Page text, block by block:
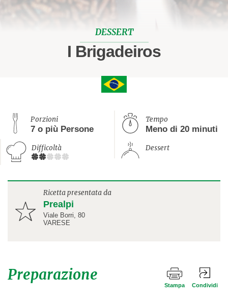
DESSERT
I Brigadeiros
Porzioni
7 o più Persone
Tempo
Meno di 20 minuti
Difficoltà Dessert
Ricetta presentata da
Prealpi
Viale Borri, 80
VARESE
Preparazione
Stampa Condividi